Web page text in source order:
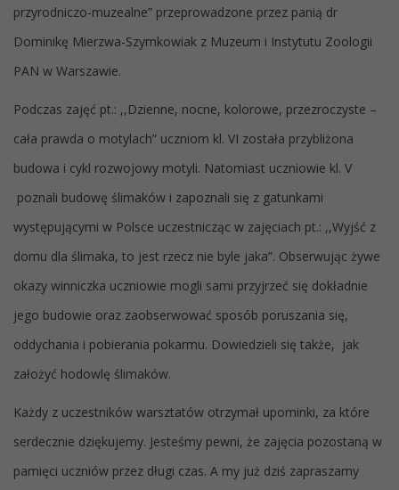
przyrodniczo-muzealne” przeprowadzone przez panią dr
Dominikę Mierzwa-Szymkowiak z Muzeum i Instytutu Zoologii
PAN w Warszawie.
Podczas zajęć pt.: ,,Dzienne, nocne, kolorowe, przezroczyste –
cała prawda o motylach” uczniom kl. VI została przybliżona
budowa i cykl rozwojowy motyli. Natomiast uczniowie kl. V
poznali budowę ślimaków i zapoznali się z gatunkami
występującymi w Polsce uczestnicząc w zajęciach pt.: ,,Wyjść z
domu dla ślimaka, to jest rzecz nie byle jaka”. Obserwując żywe
okazy winniczka uczniowie mogli sami przyjrzeć się dokładnie
jego budowie oraz zaobserwować sposób poruszania się,
oddychania i pobierania pokarmu. Dowiedzieli się także, jak
założyć hodowlę ślimaków.
Każdy z uczestników warsztatów otrzymał upominki, za które
serdecznie dziękujemy. Jesteśmy pewni, że zajęcia pozostaną w
pamięci uczniów przez długi czas. A my już dziś zapraszamy